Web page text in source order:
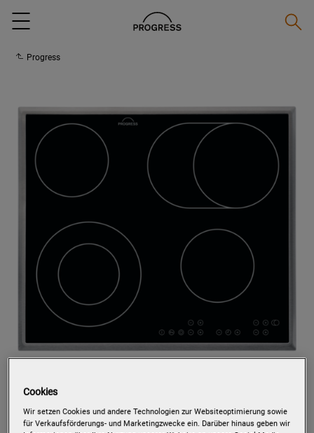
Menu
Progress
Cookies
Wir setzen Cookies und andere Technologien zur Websiteoptimierung sowie
für Verkaufsförderungs- und Marketingzwecke ein. Darüber hinaus geben wir